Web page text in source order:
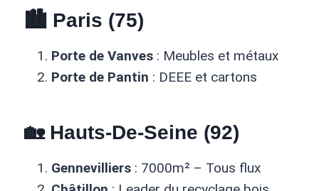
🏙 Paris (75)
Porte de Vanves : Meubles et métaux
Porte de Pantin : DEEE et cartons
🏡 Hauts-De-Seine (92)
Gennevilliers : 7000m² – Tous flux